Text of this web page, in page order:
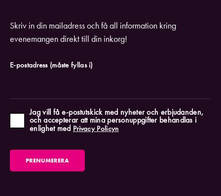
Skriv in din mailadress och få all information kring
evenemangen direkt till din inkorg!
E-postadress (måste fyllas i)
Jag vill få e-postutskick med nyheter och erbjudanden,
och accepterar att mina personuppgifter behandlas i
enlighet med Privacy Policyn
PRENUMERERA